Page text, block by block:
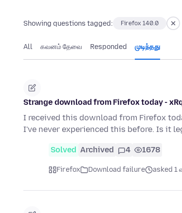
Showing questions tagged: Firefox 140.0
All கவனம் தேவை Responded முடிந்தது
Strange download from Firefox today -
I received this download from Firefox
I've never experienced this before. Is it
Solved Archived 4 1678
Firefox Download failure asked 1